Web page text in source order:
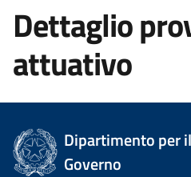
Dettaglio
attuativo
Dipartimento per
Governo